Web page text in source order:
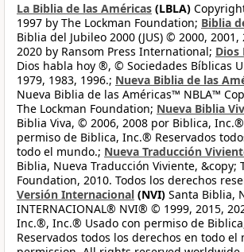
La Biblia de las Américas (LBLA)
1997 by The Lockman Foundation; Biblia
Biblia del Jubileo 2000 (JUS) © 2000, 2001,
2020 by Ransom Press International; Dios
Dios habla hoy ®, © Sociedades Bíblicas
1979, 1983, 1996.; Nueva Biblia de las
Nueva Biblia de las Américas™ NBLA™
The Lockman Foundation; Nueva Biblia
Biblia Viva, © 2006, 2008 por Biblica,
permiso de Biblica, Inc.® Reservados
todo el mundo.; Nueva Traducción
Biblia, Nueva Traducción Viviente, &copy;
Foundation, 2010. Todos los derechos
Versión Internacional (NVI) Santa Biblia,
INTERNACIONAL® NVI® © 1999, 2015,
Inc.®, Inc.® Usado con permiso de
Reservados todos los derechos en todo el